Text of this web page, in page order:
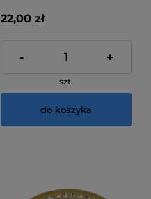
22,00 zł
- +
szt.
do koszyka